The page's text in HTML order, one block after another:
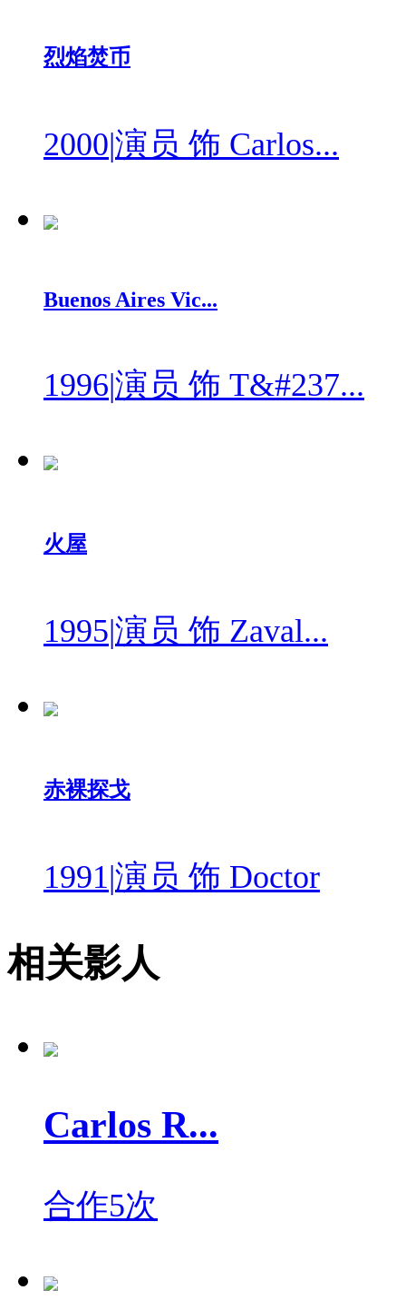
烈焰焚币
2000|演员 饰 Carlos...
Buenos Aires Vic...
1996|演员 饰 T&#237...
火屋
1995|演员 饰 Zaval...
赤裸探戈
1991|演员 饰 Doctor
相关影人
Carlos R...
合作5次